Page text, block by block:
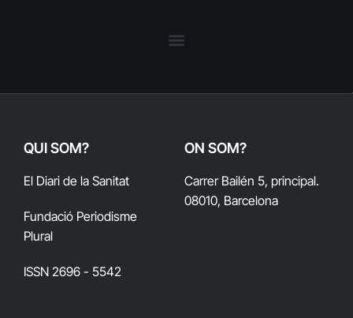
QUI SOM?
El Diari de la Sanitat
Fundació Periodisme
Plural
ISSN 2696 - 5542
ON SOM?
Carrer Bailén 5, principal.
08010, Barcelona